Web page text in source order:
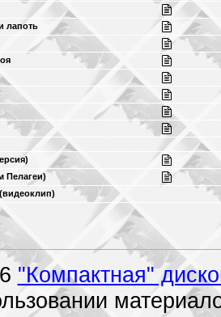
лапоть
Пелагеи)
"Компактная"